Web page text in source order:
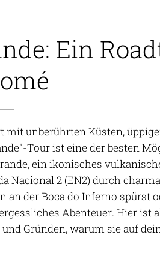
Ein
mit unberührten Küsten,
Tour ist eine der besten
ein ikonisches
Nacional 2 (EN2) durch
an der Boca do Inferno spürst
Abenteuer. Hier ist
Gründen, warum sie auf